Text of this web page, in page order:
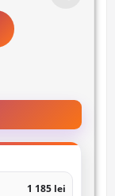
1 185 lei